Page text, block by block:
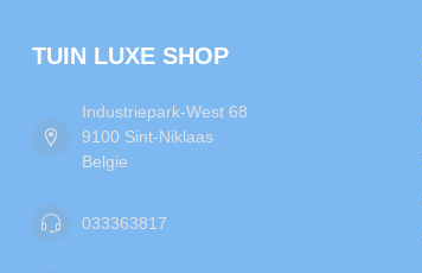
TUIN LUXE SHOP
Industriepark-West 68
9100 Sint-Niklaas
Belgie
033363817